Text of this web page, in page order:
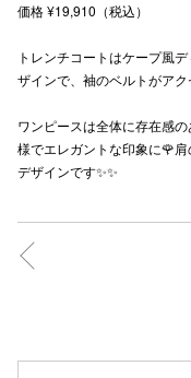
価格 ¥19,910（税込）
トレンチコートはケープ風
ザインで、袖のベルトがア
ワンピースは全体に存在感
様でエレガントな印象に🌹
デザインです✨✨